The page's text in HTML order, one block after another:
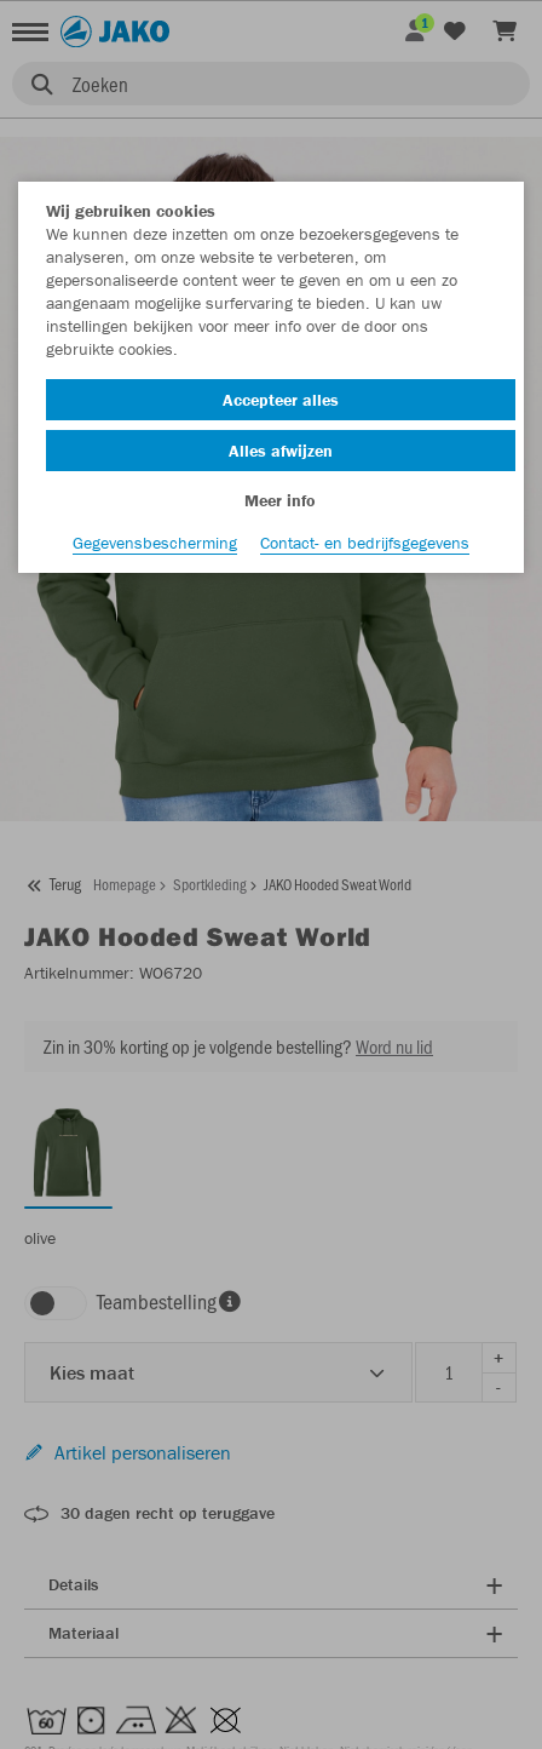
Zoeken
1
Terug Homepage Sportkleding JAKO Hooded Sweat World
JAKO Hooded Sweat World
Artikelnummer: WO6720
Zin in 30% korting op je volgende bestelling?Word nu lid
olive
Teambestelling
Kies maat
+
-
Artikel personaliseren
30 dagen recht op teruggave
Details
Materiaal
Wij gebruiken cookies
We kunnen deze inzetten om onze bezoekersgegevens te
analyseren, om onze website te verbeteren, om
gepersonaliseerde content weer te geven en om u een zo
aangenaam mogelijke surfervaring te bieden. U kan uw
instellingen bekijken voor meer info over de door ons
gebruikte cookies.
Accepteer alles
Alles afwijzen
Meer info
Gegevensbescherming
Contact- en bedrijfsgegevens